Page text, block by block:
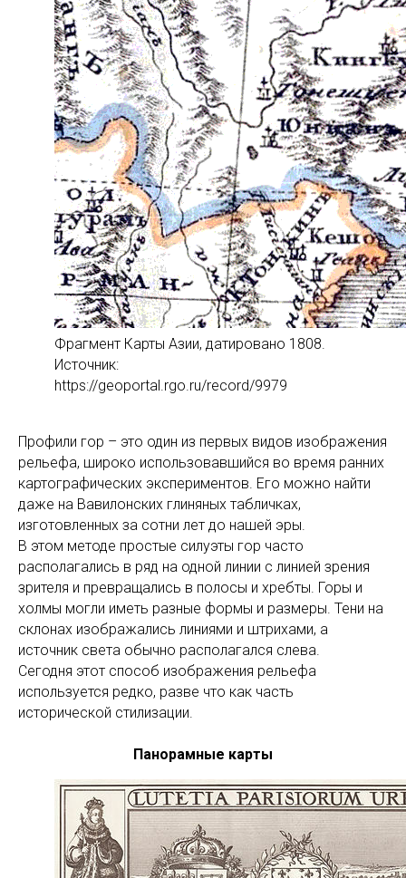
Фрагмент Карты Азии, датировано 1808.
Источник:
https://geoportal.rgo.ru/record/9979
Профили гор – это один из первых видов изображения
рельефа, широко использовавшийся во время ранних
картографических экспериментов. Его можно найти
даже на Вавилонских глиняных табличках,
изготовленных за сотни лет до нашей эры.
В этом методе простые силуэты гор часто
располагались в ряд на одной линии с линией зрения
зрителя и превращались в полосы и хребты. Горы и
холмы могли иметь разные формы и размеры. Тени на
склонах изображались линиями и штрихами, а
источник света обычно располагался слева.
Сегодня этот способ изображения рельефа
используется редко, разве что как часть
исторической стилизации.
Панорамные карты